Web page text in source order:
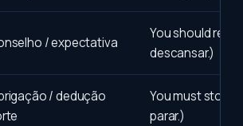
/ expectativa
You should rest.
descansar.)
/ dedução
You must stop.
parar.)